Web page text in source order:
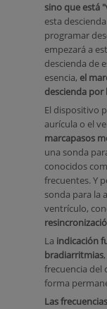
sino que está
esta
programar
empezará a
descienda de
esencia, el
descienda
El dispositivo
aurícula o el
marcapasos
una sonda
conocidos
frecuentes. Y
sonda para la
ventrículo,
La indicación
bradiarritmias
frecuencia del
forma
Las